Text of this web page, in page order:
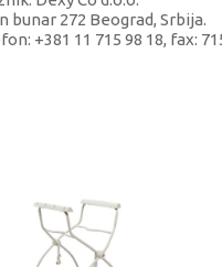
bunar 272 Beograd, Srbija.
+381 11 715 98 18, fax:
Uzrast